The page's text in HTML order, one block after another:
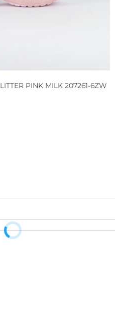
PINK MILK 207261-6ZW